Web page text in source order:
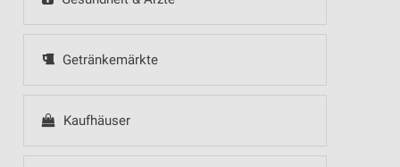
Getränkemärkte
Kaufhäuser